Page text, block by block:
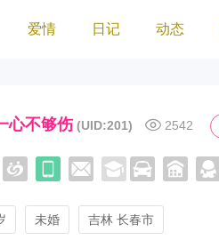
爱情 日记 动态
心不够伤 (UID:201) 2542
未婚 吉林 长春市